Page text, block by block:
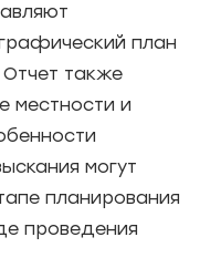
план
также
местности и
могут
планирования
проведения